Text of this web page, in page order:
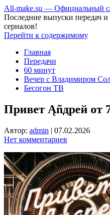
All-make.su — Официальный
Последние выпуски передач
сериалов!
Перейти к содержимому
Главная
Передачи
60 минут
Вечер с Владимиром
Бесогон ТВ
Привет Ąñдpей от
Автор: admin | 07.02.2026
Нет комментариев